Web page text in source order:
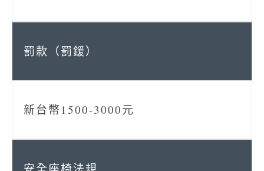
新台幣1500-3000元